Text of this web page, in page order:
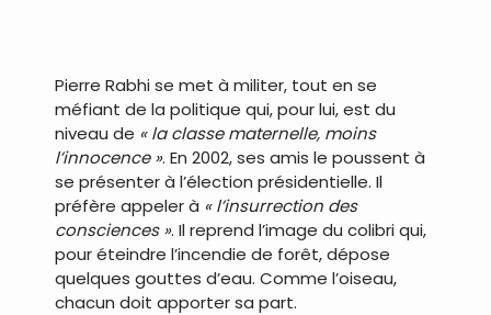
Pierre Rabhi se met à militer, tout en se
méfiant de la politique qui, pour lui, est du
niveau de « la classe maternelle, moins
l’innocence ». En 2002, ses amis le poussent à
se présenter à l’élection présidentielle. Il
préfère appeler à « l’insurrection des
consciences ». Il reprend l’image du colibri qui,
pour éteindre l’incendie de forêt, dépose
quelques gouttes d’eau. Comme l’oiseau,
chacun doit apporter sa part.